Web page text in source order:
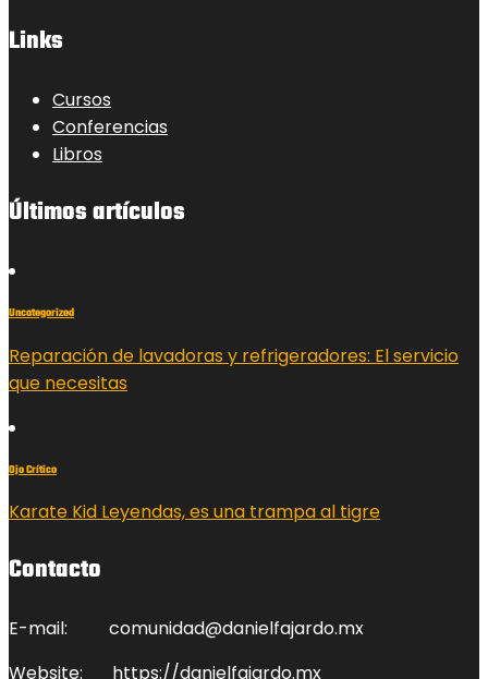
Links
Cursos
Conferencias
Libros
Últimos artículos
Uncategorized
Reparación de lavadoras y refrigeradores: El servicio
que necesitas
Ojo Crítico
Karate Kid Leyendas, es una trampa al tigre
Contacto
E-mail:
comunidad@danielfajardo.mx
Website:
https://danielfajardo.mx